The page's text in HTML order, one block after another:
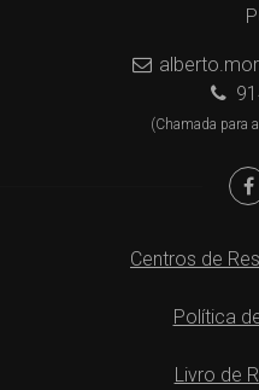
(Chamada para
Centros de
Política
Livro de